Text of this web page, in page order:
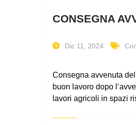
CONSEGNA
Dic 11, 2024
Consegna avvenuta
buon lavoro dopo
lavori agricoli in spazi